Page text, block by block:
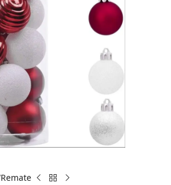
Remate